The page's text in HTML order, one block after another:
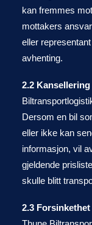
kan fremmes
mottakers
eller
avhenting.
2.2 Kansellering
Dersom en bil
eller ikke kan
informasjon, vil
gjeldende
skulle blitt
2.3 Forsinkethet